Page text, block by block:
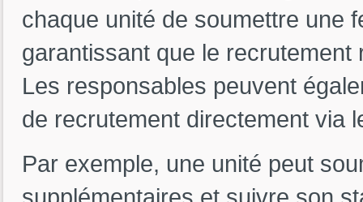
chaque unité de soumettre une
garantissant que le
Les responsables peuvent
de recrutement directement via
Par exemple, une unité peut